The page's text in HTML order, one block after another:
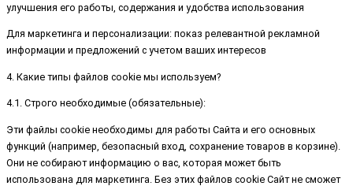
улучшения его работы, содержания и удобства использования
Для маркетинга и персонализации: показ релевантной рекламной
информации и предложений с учетом ваших интересов
4. Какие типы файлов cookie мы используем?
4.1. Строго необходимые (обязательные):
Эти файлы cookie необходимы для работы Сайта и его основных
функций (например, безопасный вход, сохранение товаров в корзине).
Они не собирают информацию о вас, которая может быть
использована для маркетинга. Без этих файлов cookie Сайт не сможет